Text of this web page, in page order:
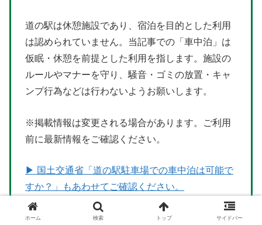
道の駅は休憩施設であり、宿泊を目的とした利用
は認められていません。当記事での「車中泊」は
仮眠・休憩を前提とした利用を指します。施設の
ルールやマナーを守り、騒音・ゴミの放置・キャ
ンプ行為などは行わないようお願いします。
※掲載情報は変更される場合があります。ご利用
前に最新情報をご確認ください。
▶ 国土交通省「道の駅駐車場での車中泊は可能で
すか？」もあわせてご確認ください。
ホーム 検索 トップ サイドバー